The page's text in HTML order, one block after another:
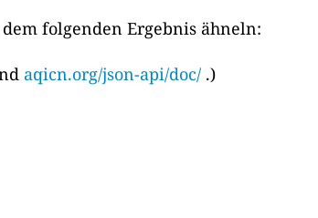
folgenden Ergebnis ähneln:
aqicn.org/json-api/doc/ .)